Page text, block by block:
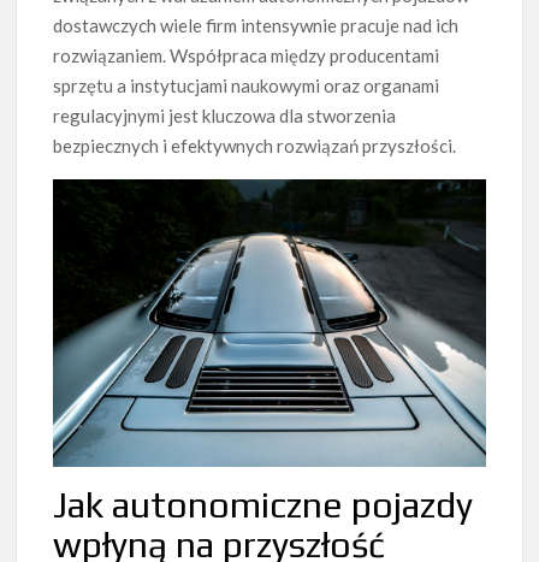
dostawczych wiele firm intensywnie pracuje nad ich
rozwiązaniem. Współpraca między producentami
sprzętu a instytucjami naukowymi oraz organami
regulacyjnymi jest kluczowa dla stworzenia
bezpiecznych i efektywnych rozwiązań przyszłości.
Jak autonomiczne pojazdy
wpłyną na przyszłość